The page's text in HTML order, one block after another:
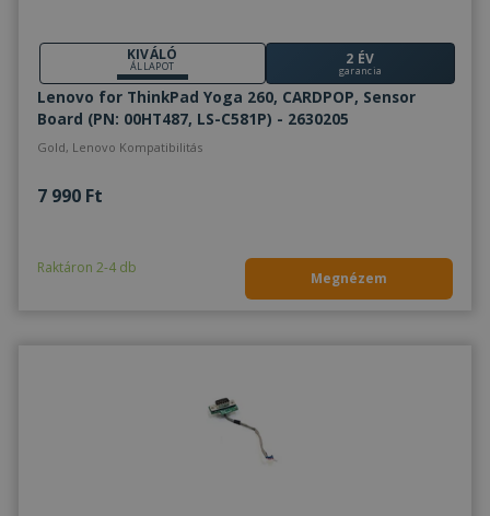
KIVÁLÓ
ÁLLAPOT 2 ÉV
garancia
Lenovo for ThinkPad Yoga 260, CARDPOP, Sensor
Board (PN: 00HT487, LS-C581P) - 2630205
Gold, Lenovo Kompatibilitás
7 990 Ft
Raktáron 2-4 db
Megnézem